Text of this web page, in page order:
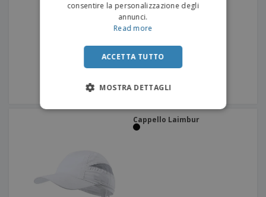
Cappello Laimbur
consentire la personalizzazione degli
annunci.
Read more
ACCETTA TUTTO
MOSTRA DETTAGLI